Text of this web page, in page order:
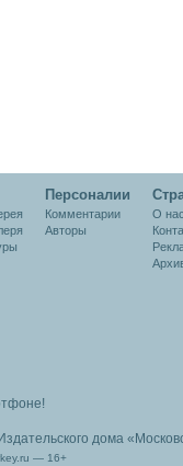
Персоналии
Комментарии
Авторы
О нас
дома
— 16+